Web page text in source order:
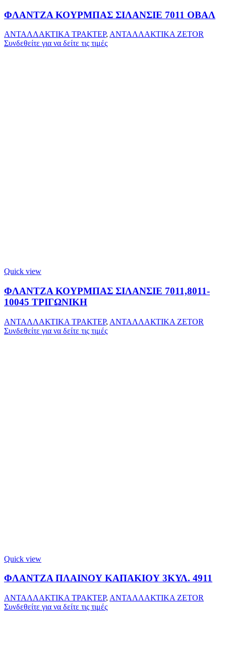
ΦΛΑΝΤΖΑ ΚΟΥΡΜΠΑΣ ΣΙΛΑΝΣΙΕ 7011 ΟΒΑΛ
ΑΝΤΑΛΛΑΚΤΙΚΑ ΤΡΑΚΤΕΡ, ΑΝΤΑΛΛΑΚΤΙΚΑ ZETOR
Συνδεθείτε για να δείτε τις τιμές
Quick view
ΦΛΑΝΤΖΑ ΚΟΥΡΜΠΑΣ ΣΙΛΑΝΣΙΕ 7011,8011-
10045 ΤΡΙΓΩΝΙΚΗ
ΑΝΤΑΛΛΑΚΤΙΚΑ ΤΡΑΚΤΕΡ, ΑΝΤΑΛΛΑΚΤΙΚΑ ZETOR
Συνδεθείτε για να δείτε τις τιμές
Quick view
ΦΛΑΝΤΖΑ ΠΛΑΙΝΟΥ ΚΑΠΑΚΙΟΥ 3ΚΥΛ. 4911
ΑΝΤΑΛΛΑΚΤΙΚΑ ΤΡΑΚΤΕΡ, ΑΝΤΑΛΛΑΚΤΙΚΑ ZETOR
Συνδεθείτε για να δείτε τις τιμές